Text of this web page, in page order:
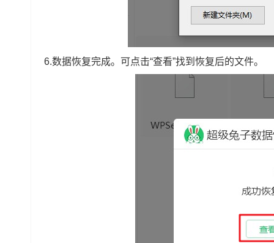
6.数据恢复完成。 可点击“查看”找到恢复后的文件。